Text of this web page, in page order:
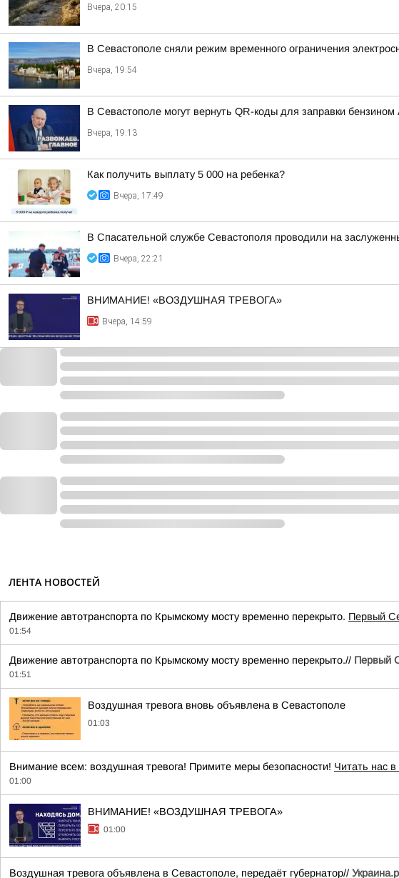
Вчера, 20:15
В Севастополе сняли режим временного ограничения
Вчера, 19:54
В Севастополе могут вернуть QR-коды для заправки
Вчера, 19:13
Как получить выплату 5 000 на ребенка?
Вчера, 17:49
В Спасательной службе Севастополя проводили на
Вчера, 22:21
ВНИМАНИЕ! «ВОЗДУШНАЯ ТРЕВОГА»
Вчера, 14:59
ЛЕНТА НОВОСТЕЙ
Движение автотранспорта по Крымскому мосту временно перекрыто. Первый
01:54
Движение автотранспорта по Крымскому мосту временно перекрыто.// Первый
01:51
Воздушная тревога вновь объявлена в Севастополе
01:03
Внимание всем: воздушная тревога! Примите меры безопасности! Читать нас
01:00
ВНИМАНИЕ! «ВОЗДУШНАЯ ТРЕВОГА»
01:00
Воздушная тревога объявлена в Севастополе, передаёт губернатор//